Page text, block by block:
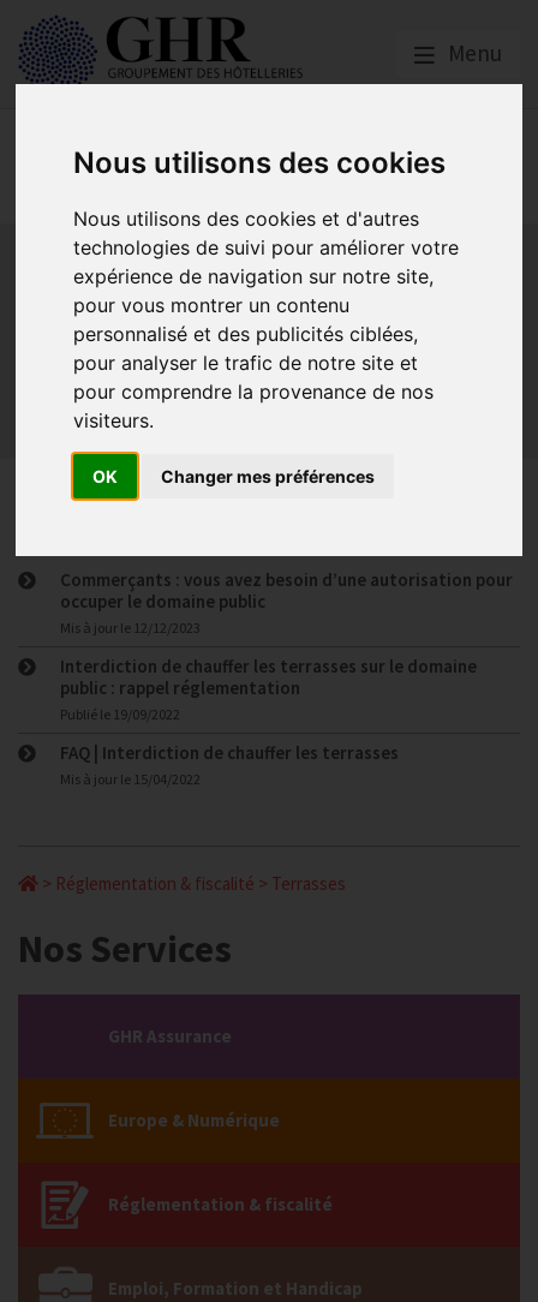
Nous utilisons des cookies
Nous utilisons des cookies et d'autres
technologies de suivi pour améliorer votre
expérience de navigation sur notre site,
pour vous montrer un contenu
personnalisé et des publicités ciblées,
pour analyser le trafic de notre site et
pour comprendre la provenance de nos
visiteurs.
OK Changer mes préférences
Menu
Réglementation &
fiscalité
Bail commercial Hygiène La SACEM et la SPRE
Les formations obligatoires
Les obligations dans les débits de boissons et les
discothèques
Les obligations dans les hôtels
Les obligations dans les restaurants
Sécurité et Accessibilité
Terrasses
Commerçants : vous avez besoin d’une autorisation pour
occuper le domaine public
Mis à jour le 12/12/2023
Interdiction de chauffer les terrasses sur le domaine
public : rappel réglementation
Publié le 19/09/2022
FAQ | Interdiction de chauffer les terrasses
Mis à jour le 15/04/2022
> Réglementation & fiscalité > Terrasses
Nos Services
GHR Assurance
Europe & Numérique
Réglementation & fiscalité
Emploi, Formation et Handicap